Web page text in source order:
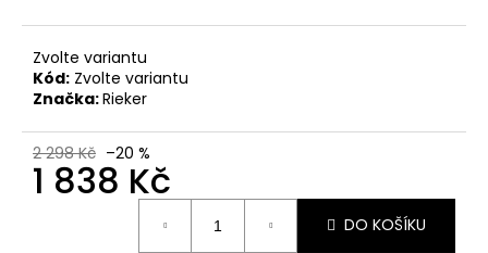
Zvolte variantu
Kód: Zvolte variantu
Značka:Rieker
2 298 Kč –20 %
1 838 Kč
DO KOŠÍKU
D
o
p
o
r
u
č